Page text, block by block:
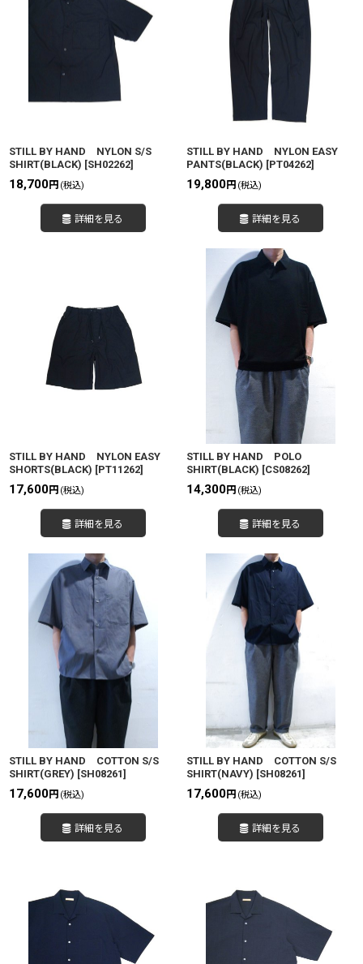
STILL BY HAND NYLON S/S
SHIRT(BLACK) [SH02262]
18,700円 (税込)
詳細を見る
STILL BY HAND NYLON EASY
PANTS(BLACK) [PT04262]
19,800円 (税込)
詳細を見る
STILL BY HAND NYLON EASY
SHORTS(BLACK) [PT11262]
17,600円 (税込)
詳細を見る
STILL BY HAND POLO
SHIRT(BLACK) [CS08262]
14,300円 (税込)
詳細を見る
STILL BY HAND COTTON S/S
SHIRT(GREY) [SH08261]
17,600円 (税込)
詳細を見る
STILL BY HAND COTTON S/S
SHIRT(NAVY) [SH08261]
17,600円 (税込)
詳細を見る